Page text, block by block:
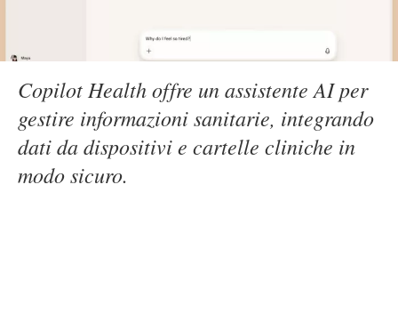
Copilot Health offre un assistente AI per
gestire informazioni sanitarie, integrando
dati da dispositivi e cartelle cliniche in
modo sicuro.